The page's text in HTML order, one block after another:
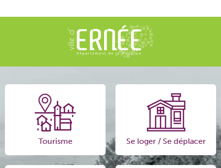
Tourisme Se loger / Se déplacer